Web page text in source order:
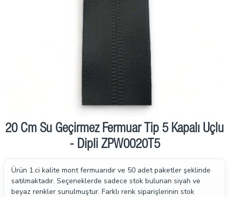
20 Cm Su Geçirmez Fermuar Tip 5 Kapalı Uçlu
- Dipli ZPW0020T5
Ürün 1.ci kalite mont fermuarıdır ve 50 adet paketler şeklinde
satılmaktadır. Seçeneklerde sadece stok bulunan siyah ve
beyaz renkler sunulmuştur. Farklı renk siparişlerinin stok